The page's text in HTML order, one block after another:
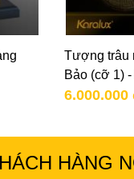
Tượng trâu
Bảo (cỡ 1)
6.000.000
HÀNG